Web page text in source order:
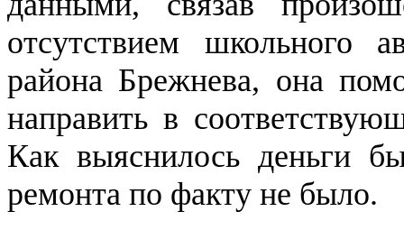
отсутствием школьного
района Брежнева, она
направить в
Как выяснилось деньги
ремонта по факту не было.